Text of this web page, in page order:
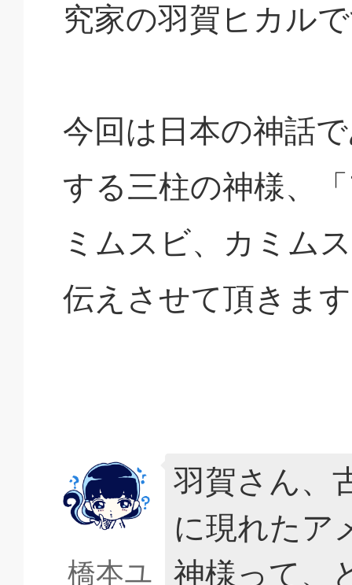
究家の羽賀ヒカル
今回は日本の神話
する三柱の神様、
ミムスビ、カミム
伝えさせて頂きま
橋本ユ
羽賀さん、
に現れたア
神様って、